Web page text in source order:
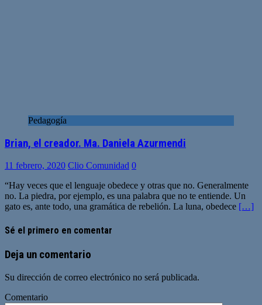
Pedagogía
Brian, el creador. Ma. Daniela Azurmendi
11 febrero, 2020 Clio Comunidad 0
“Hay veces que el lenguaje obedece y otras que no. Generalmente
no. La piedra, por ejemplo, es una palabra que no te entiende. Un
gato es, ante todo, una gramática de rebelión. La luna, obedece […]
Sé el primero en comentar
Deja un comentario
Su dirección de correo electrónico no será publicada.
Comentario